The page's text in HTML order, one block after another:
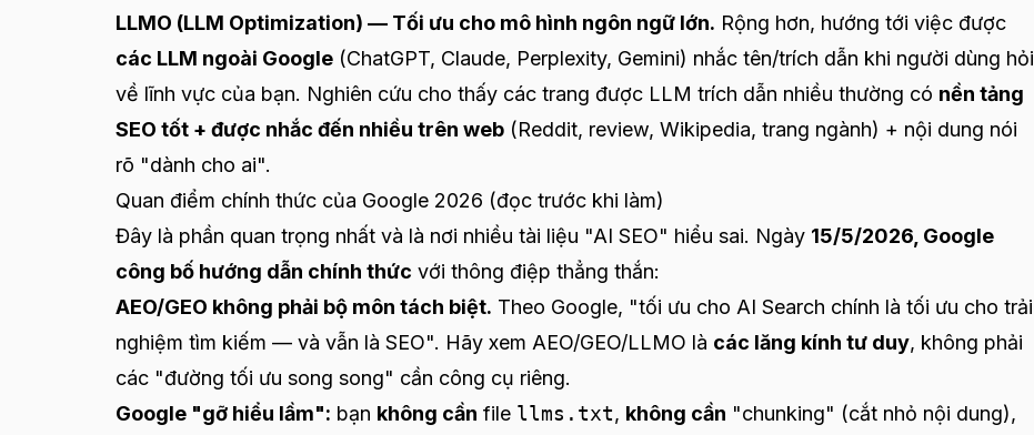
LLMO (LLM Optimization) — Tối ưu cho mô hình ngôn ngữ lớn. Rộng hơn, hướng tới việc được
các LLM ngoài Google (ChatGPT, Claude, Perplexity, Gemini) nhắc tên/trích dẫn khi người dùng hỏi
về lĩnh vực của bạn. Nghiên cứu cho thấy các trang được LLM trích dẫn nhiều thường có nền tảng
SEO tốt + được nhắc đến nhiều trên web (Reddit, review, Wikipedia, trang ngành) + nội dung nói
rõ "dành cho ai".
Quan điểm chính thức của Google 2026 (đọc trước khi làm)
Đây là phần quan trọng nhất và là nơi nhiều tài liệu "AI SEO" hiểu sai. Ngày 15/5/2026, Google
công bố hướng dẫn chính thức với thông điệp thẳng thắn:
AEO/GEO không phải bộ môn tách biệt. Theo Google, "tối ưu cho AI Search chính là tối ưu cho trải
nghiệm tìm kiếm — và vẫn là SEO". Hãy xem AEO/GEO/LLMO là các lăng kính tư duy, không phải
các "đường tối ưu song song" cần công cụ riêng.
Google "gỡ hiểu lầm": bạn không cần file llms.txt, không cần "chunking" (cắt nhỏ nội dung),